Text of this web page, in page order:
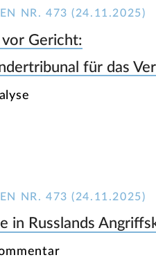
NR. 473 (24.11.2025)
vor Gericht:
für das
NR. 473 (24.11.2025)
in Russlands